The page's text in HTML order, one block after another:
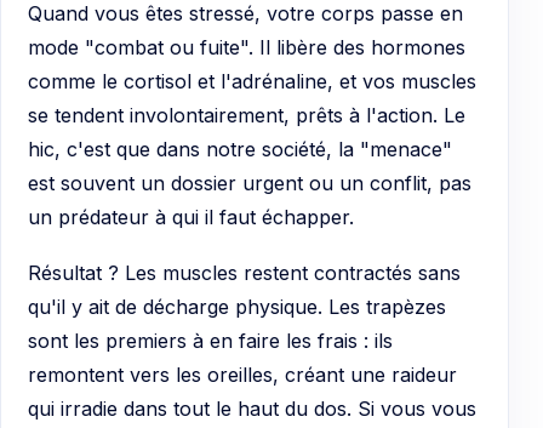
Quand vous êtes stressé, votre corps passe en
mode "combat ou fuite". Il libère des hormones
comme le cortisol et l'adrénaline, et vos muscles
se tendent involontairement, prêts à l'action. Le
hic, c'est que dans notre société, la "menace"
est souvent un dossier urgent ou un conflit, pas
un prédateur à qui il faut échapper.
Résultat ? Les muscles restent contractés sans
qu'il y ait de décharge physique. Les trapèzes
sont les premiers à en faire les frais : ils
remontent vers les oreilles, créant une raideur
qui irradie dans tout le haut du dos. Si vous vous